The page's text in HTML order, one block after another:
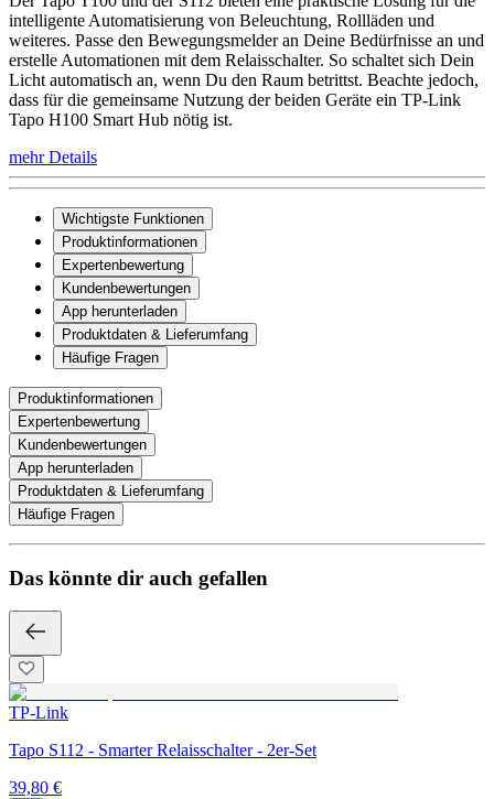
intelligente Automatisierung von Beleuchtung, Rollläden und
weiteres. Passe den Bewegungsmelder an Deine Bedürfnisse an und
erstelle Automationen mit dem Relaisschalter. So schaltet sich Dein
Licht automatisch an, wenn Du den Raum betrittst. Beachte jedoch,
dass für die gemeinsame Nutzung der beiden Geräte ein TP-Link
Tapo H100 Smart Hub nötig ist.
mehr Details
Wichtigste Funktionen
Produktinformationen
Expertenbewertung
Kundenbewertungen
App herunterladen
Produktdaten & Lieferumfang
Häufige Fragen
Produktinformationen
Expertenbewertung
Kundenbewertungen
App herunterladen
Produktdaten & Lieferumfang
Häufige Fragen
Das könnte dir auch gefallen
TP-Link
Tapo S112 - Smarter Relaisschalter - 2er-Set
39,80 €